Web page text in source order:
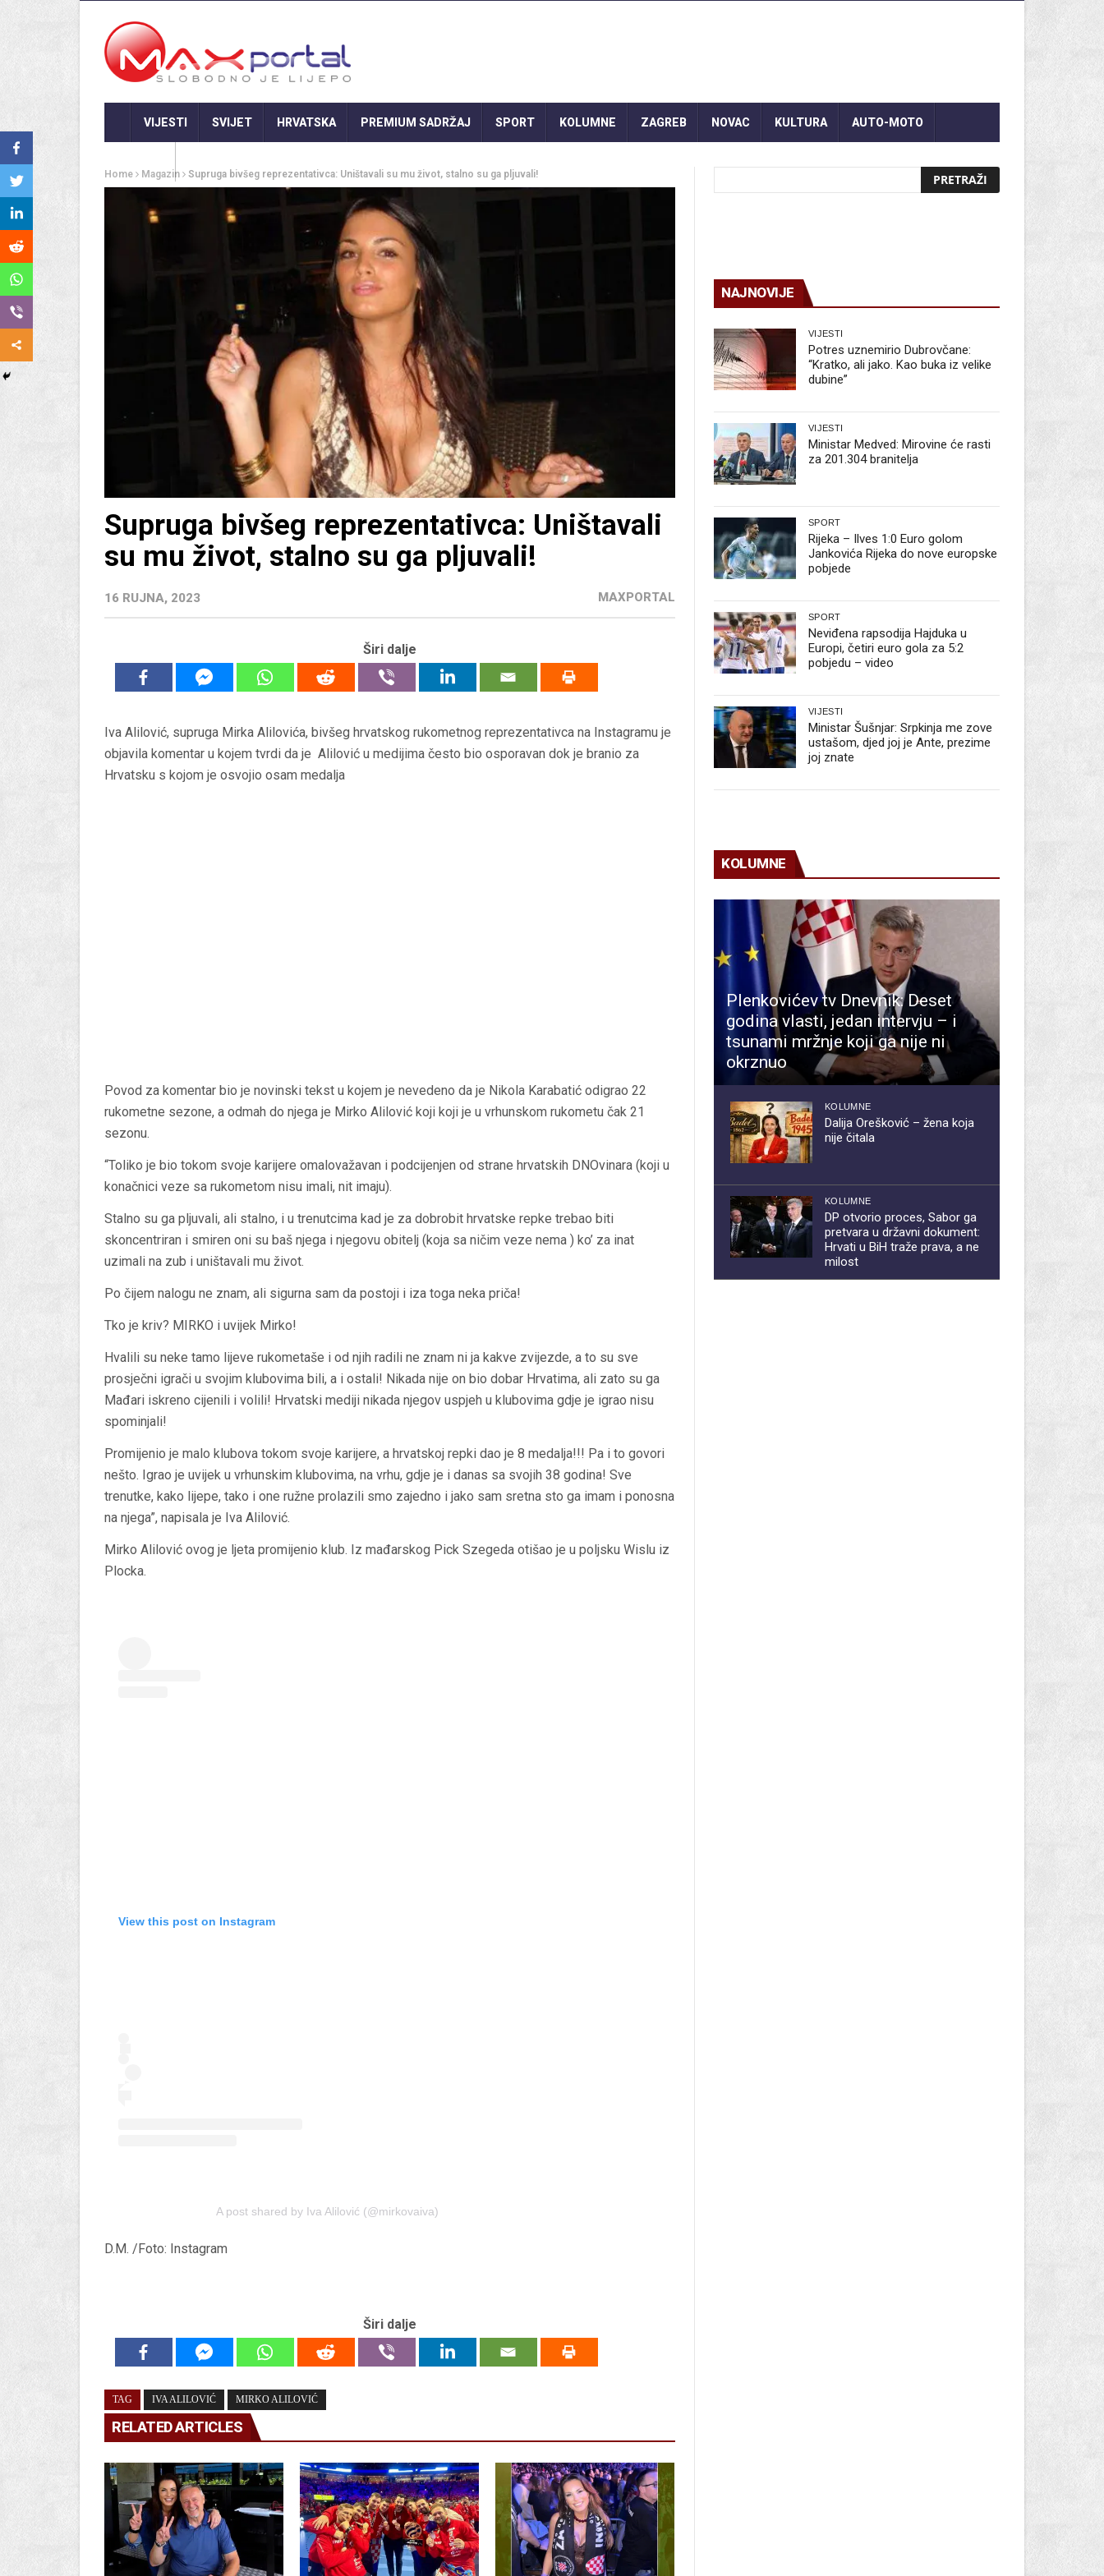
VIJESTI SVIJET HRVATSKA PREMIUM SADRŽAJ SPORT KOLUMNE ZAGREB NOVAC KULTURA AUTO-MOTO
Home Magazin Supruga bivšeg reprezentativca: Uništavali su mu život, stalno su ga pljuvali!
Supruga bivšeg reprezentativca: Uništavali
su mu život, stalno su ga pljuvali!
16 RUJNA, 2023 MAXPORTAL
Širi dalje
Iva Alilović, supruga Mirka Alilovića, bivšeg hrvatskog rukometnog reprezentativca na Instagramu je
objavila komentar u kojem tvrdi da je Alilović u medijima često bio osporavan dok je branio za
Hrvatsku s kojom je osvojio osam medalja
Povod za komentar bio je novinski tekst u kojem je nevedeno da je Nikola Karabatić odigrao 22
rukometne sezone, a odmah do njega je Mirko Alilović koji koji je u vrhunskom rukometu čak 21
sezonu.
“Toliko je bio tokom svoje karijere omalovažavan i podcijenjen od strane hrvatskih DNOvinara (koji u
konačnici veze sa rukometom nisu imali, nit imaju).
Stalno su ga pljuvali, ali stalno, i u trenutcima kad je za dobrobit hrvatske repke trebao biti
skoncentriran i smiren oni su baš njega i njegovu obitelj (koja sa ničim veze nema ) ko’ za inat
uzimali na zub i uništavali mu život.
Po čijem nalogu ne znam, ali sigurna sam da postoji i iza toga neka priča!
Tko je kriv? MIRKO i uvijek Mirko!
Hvalili su neke tamo lijeve rukometaše i od njih radili ne znam ni ja kakve zvijezde, a to su sve
prosječni igrači u svojim klubovima bili, a i ostali! Nikada nije on bio dobar Hrvatima, ali zato su ga
Mađari iskreno cijenili i volili! Hrvatski mediji nikada njegov uspjeh u klubovima gdje je igrao nisu
spominjali!
Promijenio je malo klubova tokom svoje karijere, a hrvatskoj repki dao je 8 medalja!!! Pa i to govori
nešto. Igrao je uvijek u vrhunskim klubovima, na vrhu, gdje je i danas sa svojih 38 godina! Sve
trenutke, kako lijepe, tako i one ružne prolazili smo zajedno i jako sam sretna sto ga imam i ponosna
na njega”, napisala je Iva Alilović.
Mirko Alilović ovog je ljeta promijenio klub. Iz mađarskog Pick Szegeda otišao je u poljsku Wislu iz
Plocka.
View this post on Instagram
A post shared by Iva Alilović (@mirkovaiva)
D.M. /Foto: Instagram
Širi dalje
TAG IVA ALILOVIĆ MIRKO ALILOVIĆ
RELATED ARTICLES
NAJNOVIJE
VIJESTI
Potres uznemirio Dubrovčane:
“Kratko, ali jako. Kao buka iz velike
dubine”
VIJESTI
Ministar Medved: Mirovine će rasti
za 201.304 branitelja
SPORT
Rijeka – Ilves 1:0 Euro golom
Jankovića Rijeka do nove europske
pobjede
SPORT
Neviđena rapsodija Hajduka u
Europi, četiri euro gola za 5:2
pobjedu – video
VIJESTI
Ministar Šušnjar: Srpkinja me zove
ustašom, djed joj je Ante, prezime
joj znate
KOLUMNE
Plenkovićev tv Dnevnik: Deset
godina vlasti, jedan intervju – i
tsunami mržnje koji ga nije ni
okrznuo
KOLUMNE
Dalija Orešković – žena koja
nije čitala
KOLUMNE
DP otvorio proces, Sabor ga
pretvara u državni dokument:
Hrvati u BiH traže prava, a ne
milost